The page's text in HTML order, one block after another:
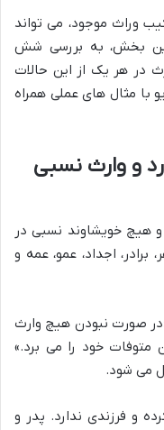
وراث موجود، می تواند
این بخش، به بررسی شش
در هر یک از این حالات
با مثال های عملی همراه
دارد و وارث نسبی
هیچ خویشاوند نسبی در
اجداد، عمو، عمه و
صورت نبودن هیچ وارث
متوفات خود را می برد.»
می شود.
و فرزندی ندارد. پدر و